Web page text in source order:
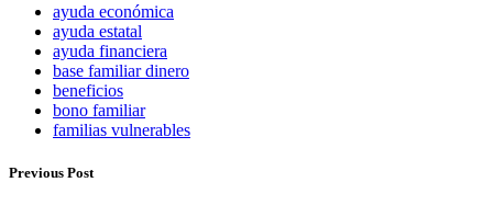
ayuda económica
ayuda estatal
ayuda financiera
base familiar dinero
beneficios
bono familiar
familias vulnerables
Previous Post